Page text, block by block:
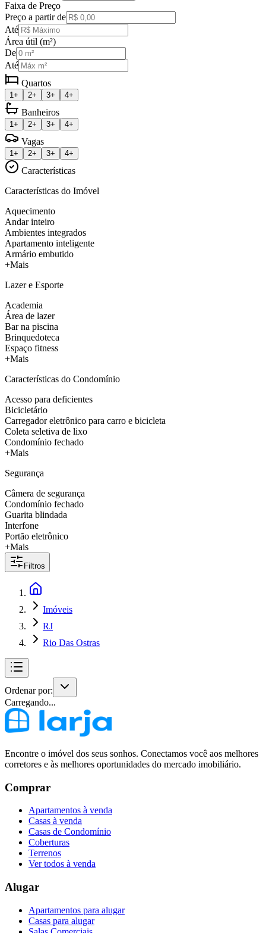
Faixa de Preço
Preço a partir de
Até
Área útil (m²)
De
Até
Quartos
1+ 2+ 3+ 4+
Banheiros
1+ 2+ 3+ 4+
Vagas
1+ 2+ 3+ 4+
Características
Características do Imóvel
Aquecimento
Andar inteiro
Ambientes integrados
Apartamento inteligente
Armário embutido
+Mais
Lazer e Esporte
Academia
Área de lazer
Bar na piscina
Brinquedoteca
Espaço fitness
+Mais
Características do Condomínio
Acesso para deficientes
Bicicletário
Carregador eletrônico para carro e bicicleta
Coleta seletiva de lixo
Condomínio fechado
+Mais
Segurança
Câmera de segurança
Condomínio fechado
Guarita blindada
Interfone
Portão eletrônico
+Mais
Filtros
Imóveis
RJ
Rio Das Ostras
Ordenar por:
Carregando...
Encontre o imóvel dos seus sonhos. Conectamos você aos melhores
corretores e às melhores oportunidades do mercado imobiliário.
Comprar
Apartamentos à venda
Casas à venda
Casas de Condomínio
Coberturas
Terrenos
Ver todos à venda
Alugar
Apartamentos para alugar
Casas para alugar